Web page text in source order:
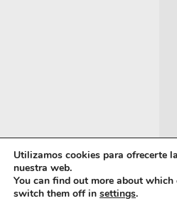
Utilizamos cookies para ofrecerte
nuestra web.
You can find out more about
switch them off in settings.